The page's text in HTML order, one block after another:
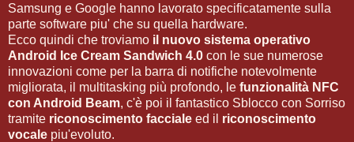
Samsung e Google hanno lavorato specificatamente sulla
parte software piu' che su quella hardware.
Ecco quindi che troviamo il nuovo sistema operativo
Android Ice Cream Sandwich 4.0 con le sue numerose
innovazioni come per la barra di notifiche notevolmente
migliorata, il multitasking più profondo, le funzionalità NFC
con Android Beam, c'è poi il fantastico Sblocco con Sorriso
tramite riconoscimento facciale ed il riconoscimento
vocale piu'evoluto.